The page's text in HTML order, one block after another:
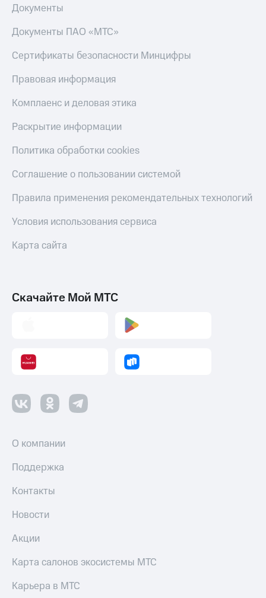
Документы
Документы ПАО «МТС»
Сертификаты безопасности Минцифры
Правовая информация
Комплаенс и деловая этика
Раскрытие информации
Политика обработки cookies
Соглашение о пользовании системой
Правила применения рекомендательных технологий
Условия использования сервиса
Карта сайта
Скачайте Мой МТС
О компании
Поддержка
Контакты
Новости
Акции
Карта салонов экосистемы МТС
Карьера в МТС